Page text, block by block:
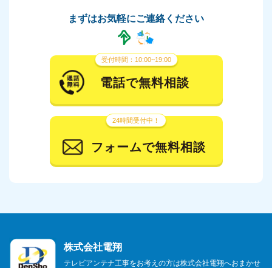
まずはお気軽にご連絡ください
受付時間：10:00~19:00
電話で無料相談
24時間受付中！
フォームで無料相談
株式会社電翔
テレビアンテナ工事をお考えの方は株式会社電翔へおまかせ